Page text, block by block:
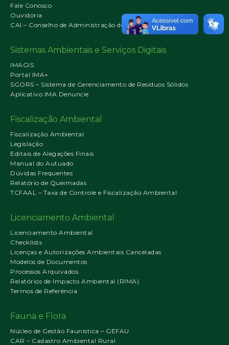
Fale Conosco
Ouvidoria
CAI – Conselho de Administração do IMA
Sistemas Ambientais e Serviços Digitais
IMAGIS
Portal IMA+
SGORS – Sistema de Gerenciamento de Resíduos Sólidos
Aplicativo IMA Denuncie
Fiscalização Ambiental
Fiscalização Ambiental
Legislação
Editais de Alegações Finais
Manual do Autuado
Dúvidas Frequentes
Relatório de Queimadas
TCFAAL – Taxa de Controle e Fiscalização Ambiental
Licenciamento Ambiental
Licenciamento Ambiental
Checklists
Licenças e Autorizações Ambientais Canceladas
Modelos de Documentos
Processos Arquivados
Relatórios de Impacto Ambiental (RIMA)
Termos de Referência
Fauna e Flora
Núcleo de Gestão Faunística – GEFAU
CAR – Cadastro Ambiental Rural